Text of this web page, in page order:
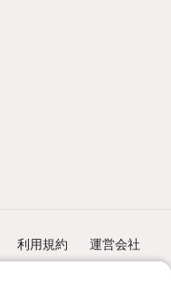
利用規約 運営会社